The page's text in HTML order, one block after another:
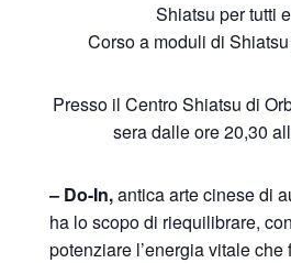
Shiatsu per tutti
Corso a moduli di
Presso il Centro Shiatsu di
sera dalle ore 20,30
– Do-In,antica arte cinese di
ha lo scopo di riequilibrare,
potenziare l’energia vitale che